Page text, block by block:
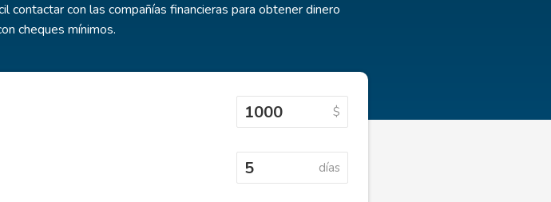
con las compañías financieras para obtener dinero
cheques mínimos.
$
días